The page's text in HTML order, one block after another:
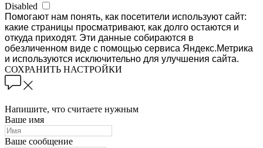
Disabled
Помогают нам понять, как посетители используют сайт:
какие страницы просматривают, как долго остаются и
откуда приходят. Эти данные собираются в
обезличенном виде с помощью сервиса Яндекс.Метрика
и используются исключительно для улучшения сайта.
СОХРАНИТЬ НАСТРОЙКИ
Напишите, что считаете нужным
Ваше имя
Ваше сообщение